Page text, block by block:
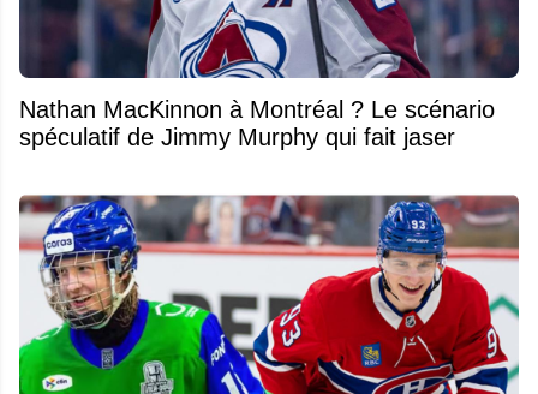
Nathan MacKinnon à Montréal ? Le scénario
spéculatif de Jimmy Murphy qui fait jaser